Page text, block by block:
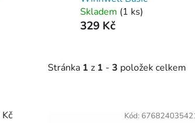
Skladem (1 ks)
329 Kč
Kč
Stránka 1 z 1 - 3 položek celkem
Kód: